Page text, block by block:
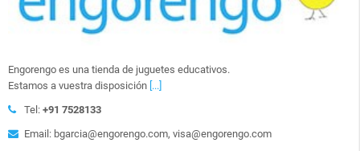
Engorengo es una tienda de juguetes educativos.
Estamos a vuestra disposición [...]
Tel: +91 7528133
Email: bgarcia@engorengo.com, visa@engorengo.com